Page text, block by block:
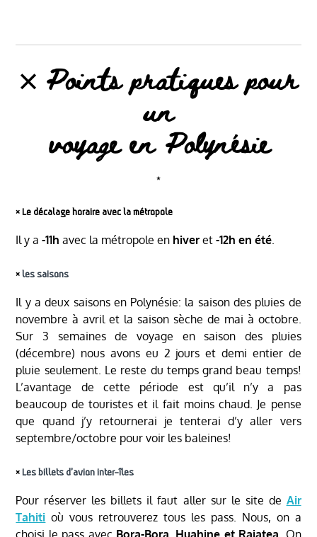
྾ Points pratiques pour
un
voyage en Polynésie
⋆
༝ Le décalage horaire avec la métropole
Il y a-11h avec la métropole en hiver et-12h en été.
༝les saisons
Il y a deux saisons en Polynésie: la saison des pluies de
novembre à avril et la saison sèche de mai à octobre.
Sur 3 semaines de voyage en saison des pluies
(décembre) nous avons eu 2 jours et demi entier de
pluie seulement. Le reste du temps grand beau temps!
L’avantage de cette période est qu’il n’y a pas
beaucoup de touristes et il fait moins chaud. Je pense
que quand j’y retournerai je tenterai d’y aller vers
septembre/octobre pour voir les baleines!
༝ Les billets d’avion inter-îles
Pour réserver les billets il faut aller sur le site de Air
Tahiti où vous retrouverez tous les pass. Nous, on a